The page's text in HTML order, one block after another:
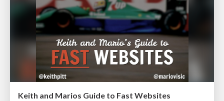
Keith and Marios Guide to Fast Websites